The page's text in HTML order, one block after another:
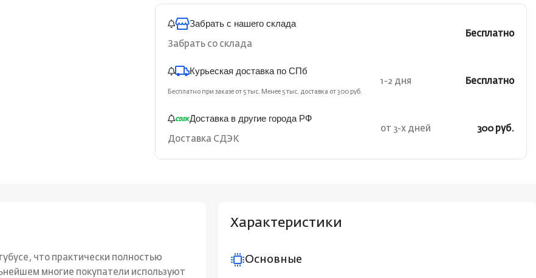
Забрать с нашего склада
Забрать со склада
Бесплатно
Курьеская доставка по СПб
Бесплатно при заказе от 5 тыс. Менее 5 тыс. доставка от 300 руб.
1-2 дня Бесплатно
Доставка в другие города РФ
Доставка СДЭК
от 3-х дней 300 руб.
что практически полностью
многие покупатели используют
Характеристики
Основные